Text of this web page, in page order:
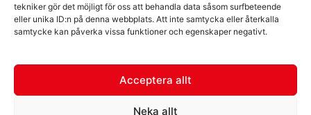
tekniker gör det möjligt för oss att behandla data såsom surfbeteende
eller unika ID:n på denna webbplats. Att inte samtycka eller återkalla
samtycke kan påverka vissa funktioner och egenskaper negativt.
Acceptera allt
Neka allt